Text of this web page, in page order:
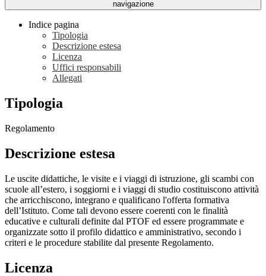
navigazione
Indice pagina
Tipologia
Descrizione estesa
Licenza
Uffici responsabili
Allegati
Tipologia
Regolamento
Descrizione estesa
Le uscite didattiche, le visite e i viaggi di istruzione, gli scambi con
scuole all’estero, i soggiorni e i viaggi di studio costituiscono attività
che arricchiscono, integrano e qualificano l'offerta formativa
dell’Istituto. Come tali devono essere coerenti con le finalità
educative e culturali definite dal PTOF ed essere programmate e
organizzate sotto il profilo didattico e amministrativo, secondo i
criteri e le procedure stabilite dal presente Regolamento.
Licenza